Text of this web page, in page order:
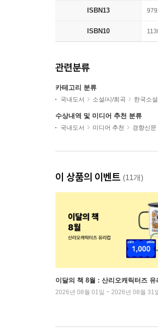
ISBN13
ISBN10
관련분류
카테고리 분류
국내도서 소설/시/희곡 한국소설
수상내역 및 미디어 추천 분류
국내도서 미디어 추천 경향신문
이 상품의 이벤트 (11개)
이달의 책 8월 : 산리오캐릭터즈 유
2026년 08월 01일 ~ 2026년 08월 31